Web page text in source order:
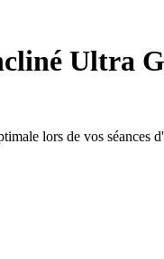
Ultra
lors de vos séances